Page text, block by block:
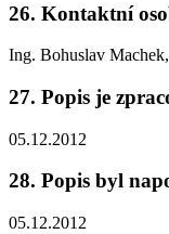
26. Kontaktní
Ing. Bohuslav
27. Popis je
05.12.2012
28. Popis byl
05.12.2012